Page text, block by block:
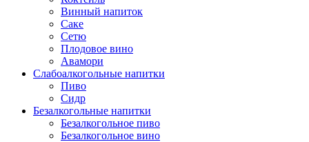
Винный напиток
Саке
Сетю
Плодовое вино
Авамори
Слабоалкогольные напитки
Пиво
Сидр
Безалкогольные напитки
Безалкогольное пиво
Безалкогольное вино